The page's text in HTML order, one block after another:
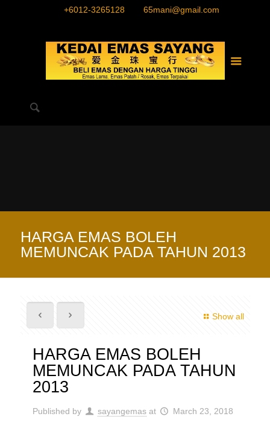
+6012-3265128 65mani@gmail.com
HARGA EMAS BOLEH
MEMUNCAK PADA TAHUN 2013
Show all
HARGA EMAS BOLEH
MEMUNCAK PADA TAHUN
2013
Published by sayangemas at March 23, 2018